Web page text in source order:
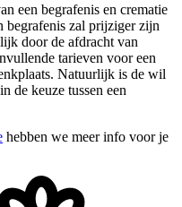
een begrafenis en crematie
begrafenis zal prijziger zijn
door de afdracht van
tarieven voor een
Natuurlijk is de wil
de keuze tussen een
hebben we meer info voor je